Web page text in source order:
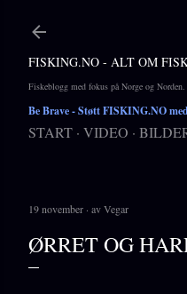
FISKING.NO - ALT OM
Fiskeblogg med fokus på Norge og
Be Brave- Støtt FISKING.NO
START VIDEO
19 november avVegar
ØRRET OG